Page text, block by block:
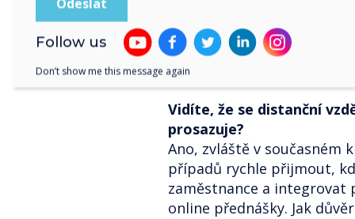
vysokému jasu, který je
obrazovky. I zde lze stále
interaktivním displejem
projektoru.
Vidíte, že se distanční
prosazuje?
Ano, zvláště v současném
případů rychle přijmout,
zaměstnance a integrovat
online přednášky. Jak
Follow us
Don’t show me this message again